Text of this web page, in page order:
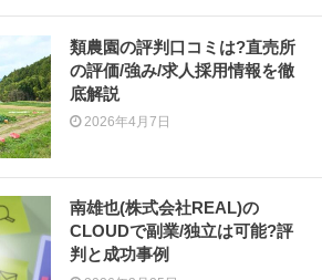
類農園の評判口コミは?直売所
の評価/強み/求人採用情報を徹
底解説
2026年4月7日
南雄也(株式会社REAL)の
CLOUDで副業/独立は可能?評
判と成功事例